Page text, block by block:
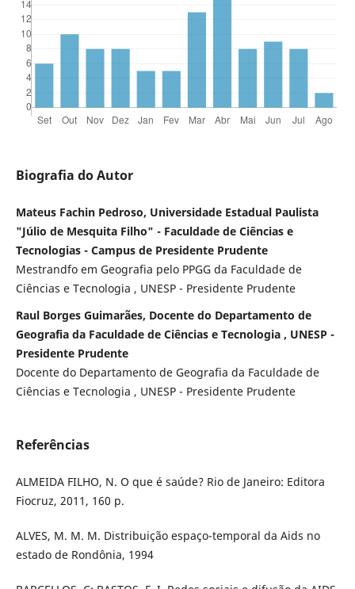
Biografia do Autor
Mateus Fachin Pedroso, Universidade Estadual Paulista
"Júlio de Mesquita Filho" - Faculdade de Ciências e
Tecnologias - Campus de Presidente Prudente
Mestrandfo em Geografia pelo PPGG da Faculdade de
Ciências e Tecnologia , UNESP - Presidente Prudente
Raul Borges Guimarães, Docente do Departamento de
Geografia da Faculdade de Ciências e Tecnologia , UNESP -
Presidente Prudente
Docente do Departamento de Geografia da Faculdade de
Ciências e Tecnologia , UNESP - Presidente Prudente
Referências
ALMEIDA FILHO, N. O que é saúde? Rio de Janeiro: Editora
Fiocruz, 2011, 160 p.
ALVES, M. M. M. Distribuição espaço-temporal da Aids no
estado de Rondônia, 1994